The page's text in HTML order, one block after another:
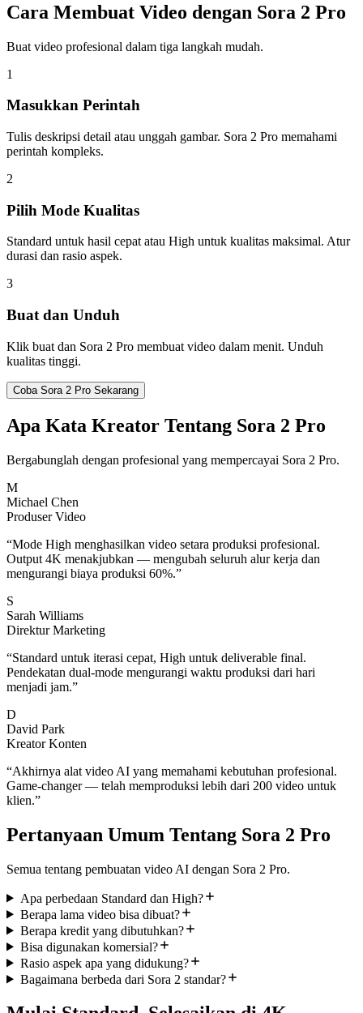
Cara Membuat Video dengan Sora 2 Pro
Buat video profesional dalam tiga langkah mudah.
1
Masukkan Perintah
Tulis deskripsi detail atau unggah gambar. Sora 2 Pro memahami
perintah kompleks.
2
Pilih Mode Kualitas
Standard untuk hasil cepat atau High untuk kualitas maksimal. Atur
durasi dan rasio aspek.
3
Buat dan Unduh
Klik buat dan Sora 2 Pro membuat video dalam menit. Unduh
kualitas tinggi.
Coba Sora 2 Pro Sekarang
Apa Kata Kreator Tentang Sora 2 Pro
Bergabunglah dengan profesional yang mempercayai Sora 2 Pro.
M
Michael Chen
Produser Video
“Mode High menghasilkan video setara produksi profesional.
Output 4K menakjubkan — mengubah seluruh alur kerja dan
mengurangi biaya produksi 60%.”
S
Sarah Williams
Direktur Marketing
“Standard untuk iterasi cepat, High untuk deliverable final.
Pendekatan dual-mode mengurangi waktu produksi dari hari
menjadi jam.”
D
David Park
Kreator Konten
“Akhirnya alat video AI yang memahami kebutuhan profesional.
Game-changer — telah memproduksi lebih dari 200 video untuk
klien.”
Pertanyaan Umum Tentang Sora 2 Pro
Semua tentang pembuatan video AI dengan Sora 2 Pro.
Apa perbedaan Standard dan High?
Berapa lama video bisa dibuat?
Berapa kredit yang dibutuhkan?
Bisa digunakan komersial?
Rasio aspek apa yang didukung?
Bagaimana berbeda dari Sora 2 standar?